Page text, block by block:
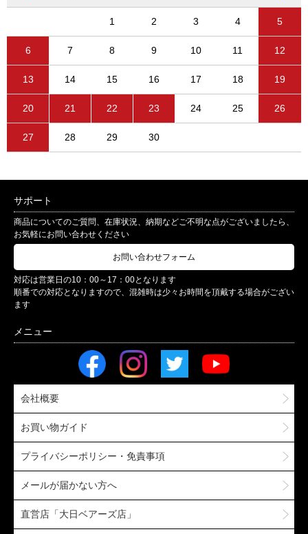
1 2 3 4 5
6 7 8 9 10 11 12
13 14 15 16 17 18 19
20 21 22 23 24 25 26
27 28 29 30
サポート
商品についてのご質問、在庫状況、納期などご不明な点がございましたら、
お気軽にお問い合わせください
お問い合わせフォーム
対応は営業日の10：00～17：00となります
順番での対応となりますので、混雑時は少々お時間を頂戴する場合がござい
ます
会社概要
お買い物ガイド
プライバシーポリシー・免責事項
メールが届かない方へ
直営店「大日ベアーズ店」